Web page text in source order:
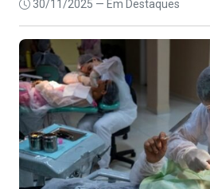
30/11/2025 — Em Destaques